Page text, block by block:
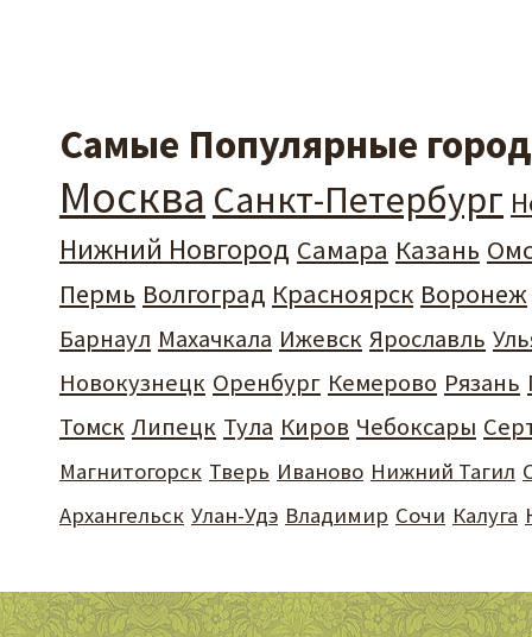
Самые Популярные
Москва Санкт-Петербург
Нижний Новгород Самара Казань
Пермь Волгоград Красноярск Воронеж
Барнаул Махачкала Ижевск Ярославль
Новокузнецк Оренбург Кемерово Рязань
Томск Липецк Тула Киров Чебоксары
Магнитогорск Тверь Иваново Нижний Тагил
Архангельск Улан-Удэ Владимир Сочи Калуга